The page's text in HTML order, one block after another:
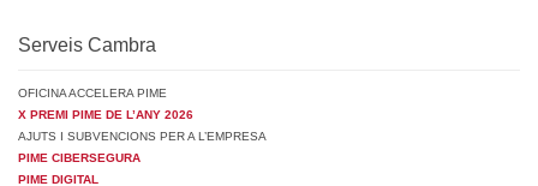
Serveis Cambra
OFICINA ACCELERA PIME
X PREMI PIME DE L’ANY 2026
AJUTS I SUBVENCIONS PER A L’EMPRESA
PIME CIBERSEGURA
PIME DIGITAL